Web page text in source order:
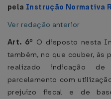
pela Instrução Normativa
Ver redação anterior
Art. 6º O disposto nesta
também, no que couber, às
realizado indicação
parcelamento com
prejuízo fiscal e de